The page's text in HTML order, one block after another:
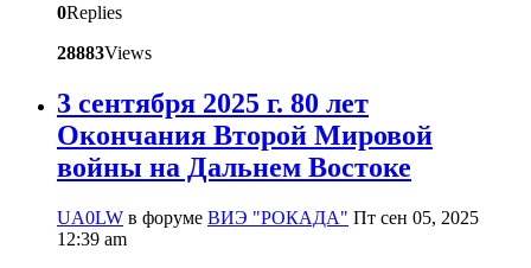
0Replies
28883Views
3 сентября 2025 г. 80 лет
Окончания Второй Мировой
войны на Дальнем Востоке
UA0LW в форуме ВИЭ "РОКАДА" Пт сен 05, 2025
12:39 am